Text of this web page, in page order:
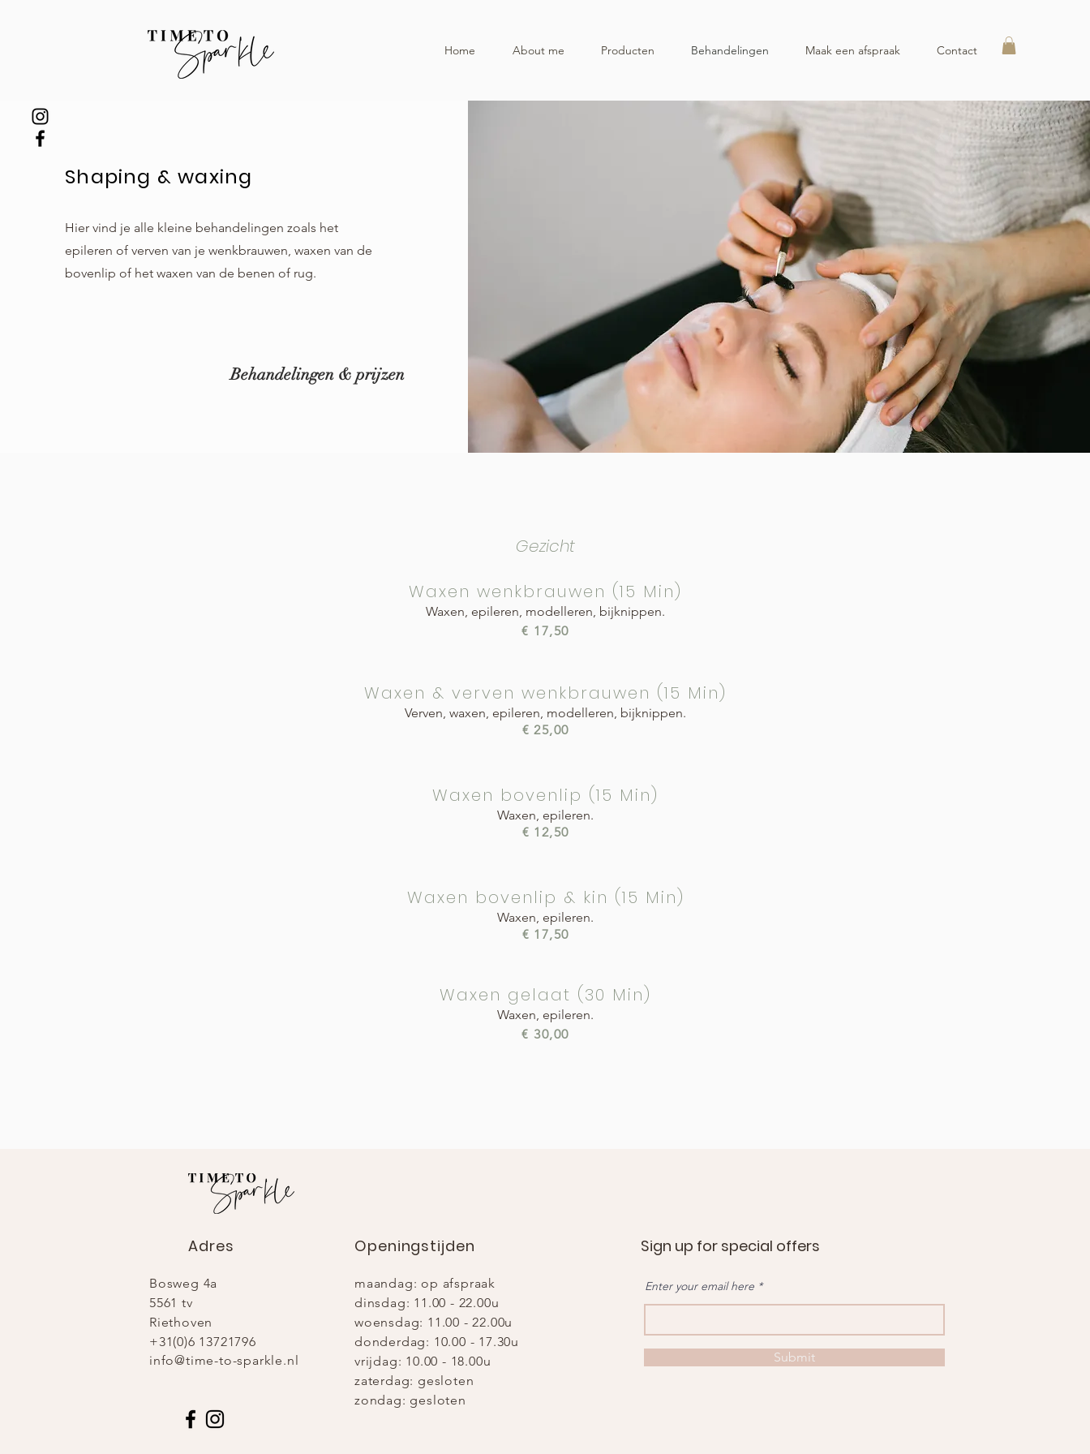
Home About me Producten Behandelingen Maak een afspraak Contact
Shaping & waxing
Hier vind je alle kleine behandelingen zoals het
epileren of verven van je wenkbrauwen, waxen van de
bovenlip of het waxen van de benen of rug.
Behandelingen & prijzen
Gezicht
Waxen wenkbrauwen (15 Min)
Waxen, epileren, modelleren, bijknippen.
€ 17,50
Waxen & verven wenkbrauwen (15 Min)
Verven, waxen, epileren, modelleren, bijknippen.
€ 25,00
Waxen bovenlip (15 Min)
Waxen, epileren.
€ 12,50
Waxen bovenlip & kin (15 Min)
Waxen, epileren.
€ 17,50
Waxen gelaat (30 Min)
Waxen, epileren.
€ 30,00
Adres
Bosweg 4a
5561 tv
Riethoven
+31(0)6 13721796
info@time-to-sparkle.nl
Openingstijden
maandag: op afspraak
dinsdag: 11.00 - 22.00u
woensdag: 11.00 - 22.00u
donderdag: 10.00 - 17.30u
vrijdag: 10.00 - 18.00u
zaterdag: gesloten
zondag: gesloten
Sign up for special offers
Enter your email here
Submit